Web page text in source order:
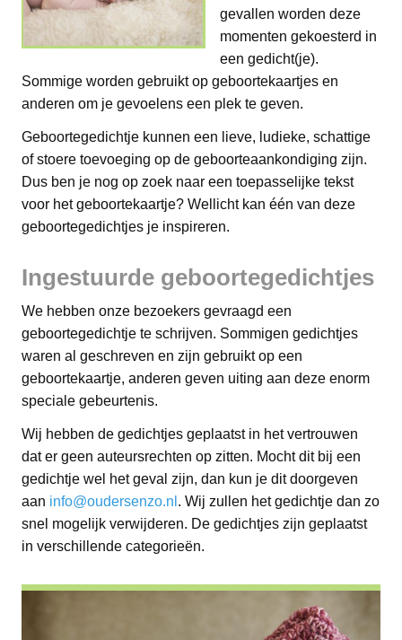
gevallen worden deze
momenten gekoesterd in
een gedicht(je).
Sommige worden gebruikt op geboortekaartjes en
anderen om je gevoelens een plek te geven.
Geboortegedichtje kunnen een lieve, ludieke, schattige
of stoere toevoeging op de geboorteaankondiging zijn.
Dus ben je nog op zoek naar een toepasselijke tekst
voor het geboortekaartje? Wellicht kan één van deze
geboortegedichtjes je inspireren.
Ingestuurde geboortegedichtjes
We hebben onze bezoekers gevraagd een
geboortegedichtje te schrijven. Sommigen gedichtjes
waren al geschreven en zijn gebruikt op een
geboortekaartje, anderen geven uiting aan deze enorm
speciale gebeurtenis.
Wij hebben de gedichtjes geplaatst in het vertrouwen
dat er geen auteursrechten op zitten. Mocht dit bij een
gedichtje wel het geval zijn, dan kun je dit doorgeven
aan info@oudersenzo.nl . Wij zullen het gedichtje dan zo
snel mogelijk verwijderen. De gedichtjes zijn geplaatst
in verschillende categorieën.